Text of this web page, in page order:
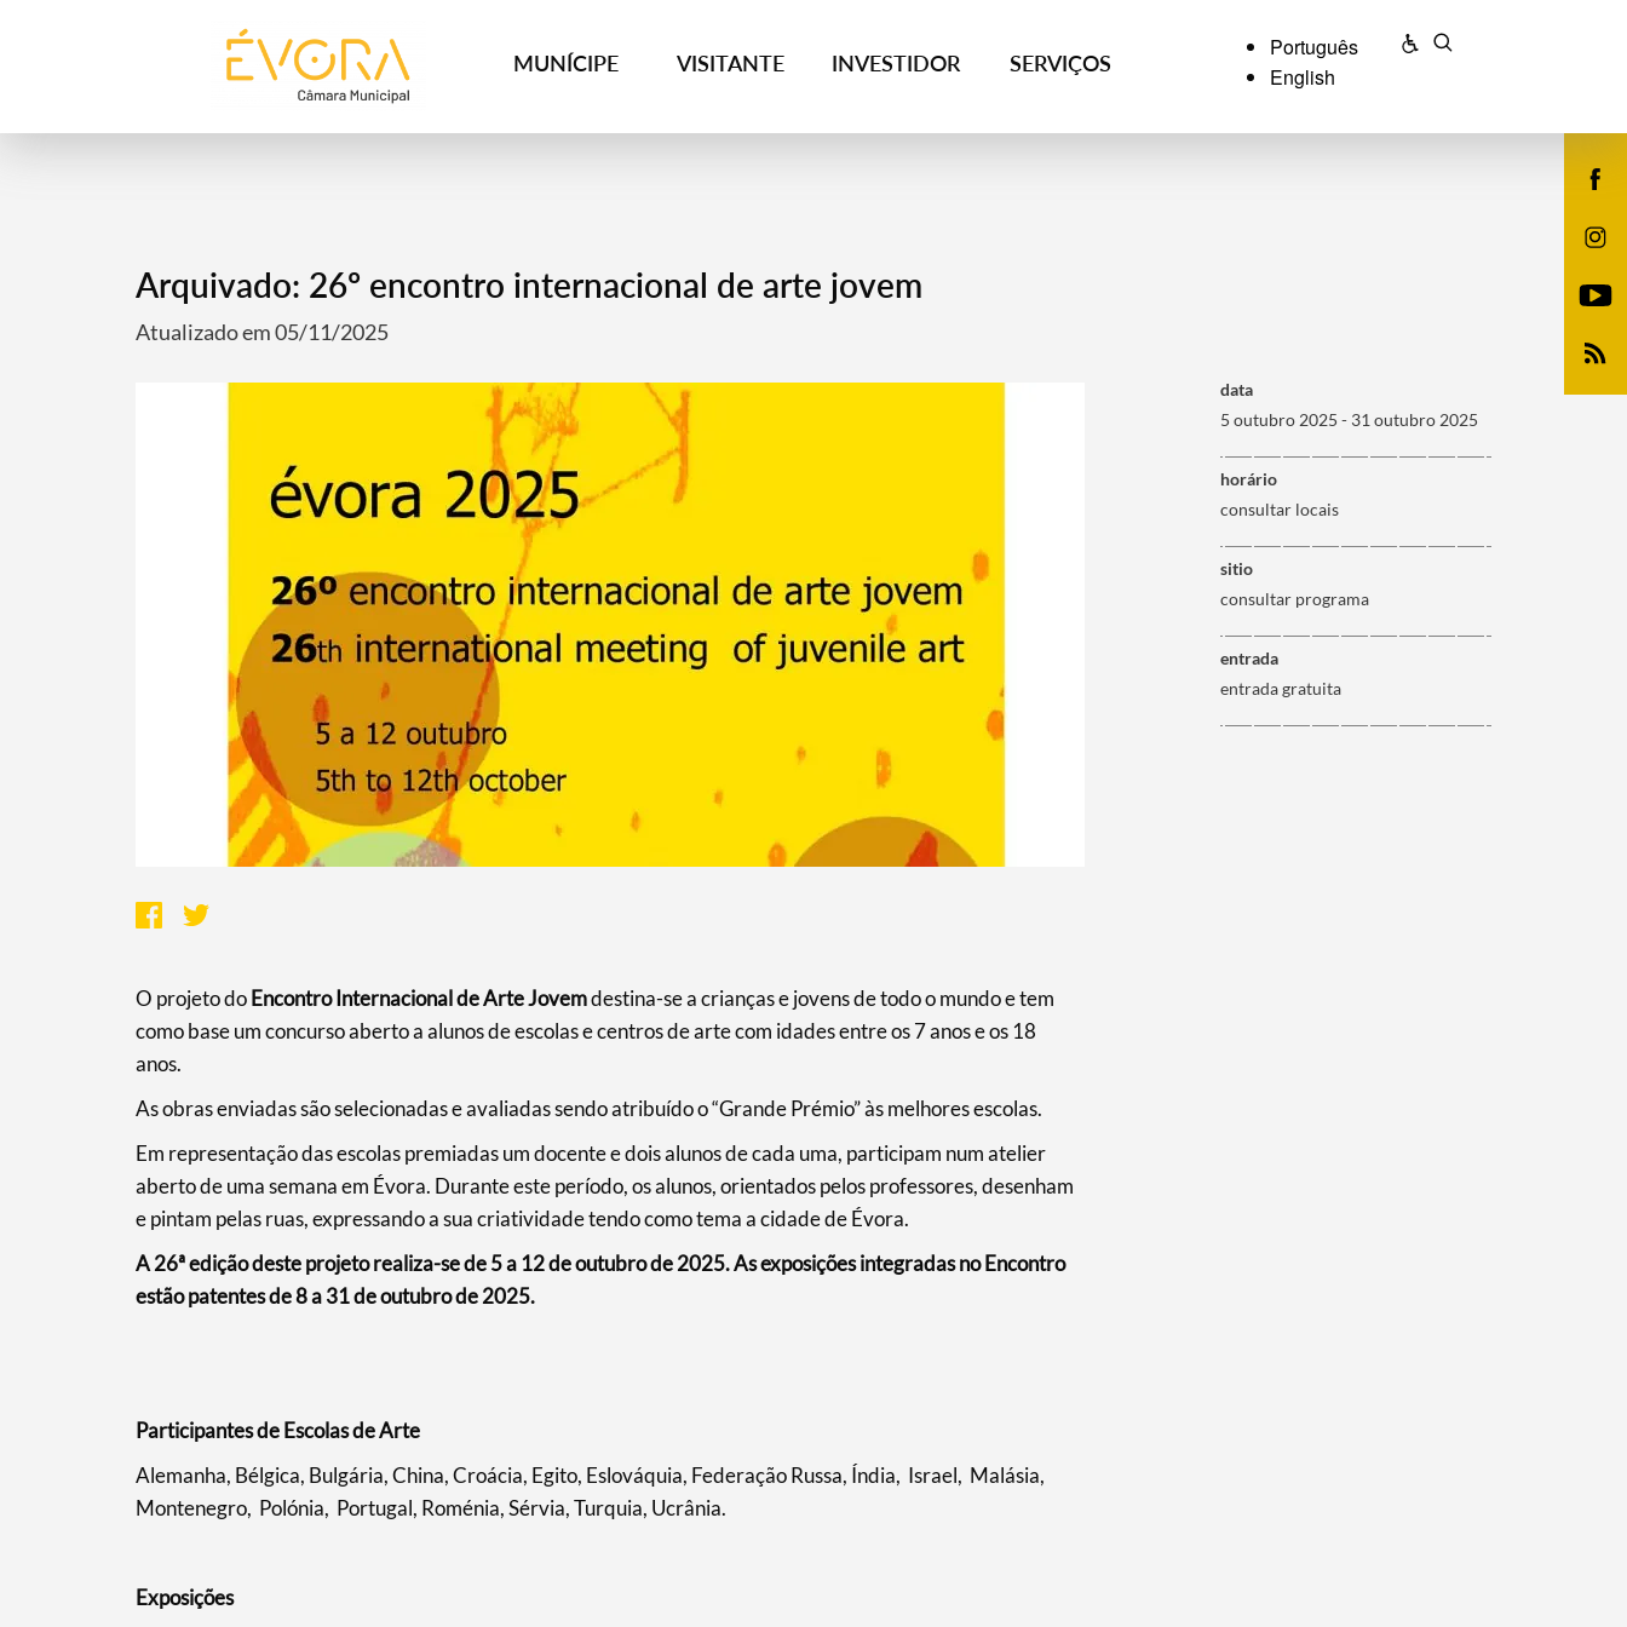
MUNÍCIPE VISITANTE INVESTIDOR SERVIÇOS
Português
English
Arquivado: 26º encontro internacional de arte jovem
Atualizado em 05/11/2025
O projeto doEncontro Internacional de Arte Jovemdestina-se a crianças e jovens de todo o mundo e tem
como base um concurso aberto a alunos de escolas e centros de arte com idades entre os 7 anos e os 18
anos.
As obras enviadas são selecionadas e avaliadas sendo atribuído o “Grande Prémio” às melhores escolas.
Em representação das escolas premiadas um docente e dois alunos de cada uma, participam num atelier
aberto de uma semana em Évora. Durante este período, os alunos, orientados pelos professores, desenham
e pintam pelas ruas, expressando a sua criatividade tendo como tema a cidade de Évora.
A 26ª edição deste projeto realiza-se de 5 a 12 de outubro de 2025. As exposições integradas no Encontro
estão patentes de 8 a 31 de outubro de 2025.
Participantes de Escolas de Arte
Alemanha, Bélgica, Bulgária, China, Croácia, Egito, Eslováquia, Federação Russa, Índia, Israel, Malásia,
Montenegro, Polónia, Portugal, Roménia, Sérvia, Turquia, Ucrânia.
Exposições
data
5 outubro 2025 - 31 outubro 2025
horário
consultar locais
sitio
consultar programa
entrada
entrada gratuita